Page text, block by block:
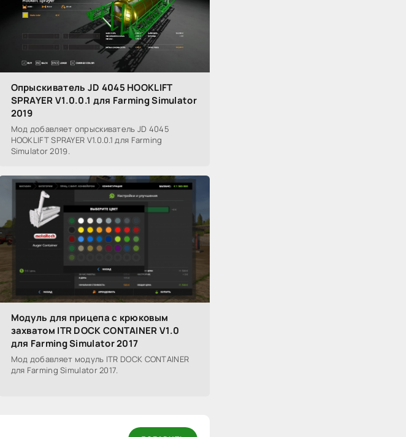
Опрыскиватель JD 4045 HOOKLIFT
SPRAYER V1.0.0.1 для Farming Simulator
2019
Мод добавляет опрыскиватель JD 4045
HOOKLIFT SPRAYER V1.0.0.1 для Farming
Simulator 2019.
Модуль для прицепа с крюковым
захватом ITR DOCK CONTAINER V1.0
для Farming Simulator 2017
Мод добавляет модуль ITR DOCK CONTAINER
для Farming Simulator 2017.